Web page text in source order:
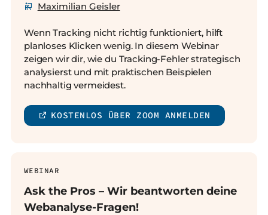
Maximilian Geisler
Wenn Tracking nicht richtig funktioniert, hilft
planloses Klicken wenig. In diesem Webinar
zeigen wir dir, wie du Tracking-Fehler strategisch
analysierst und mit praktischen Beispielen
nachhaltig vermeidest.
KOSTENLOS ÜBER ZOOM ANMELDEN
WEBINAR
Ask the Pros – Wir beantworten deine
Webanalyse-Fragen!